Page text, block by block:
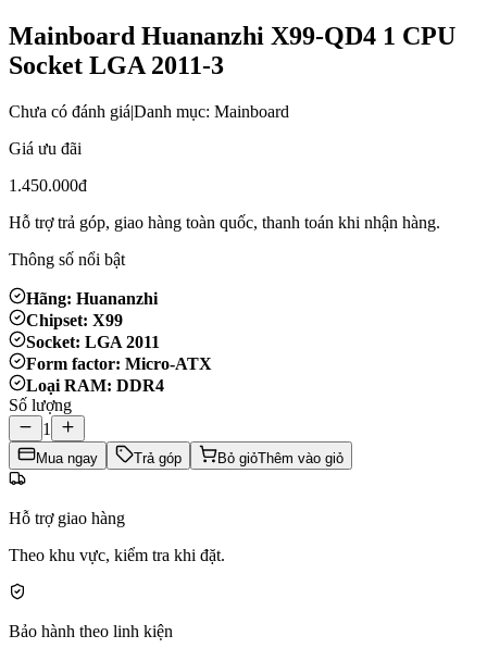
Mainboard Huananzhi X99-QD4 1 CPU
Socket LGA 2011-3
Chưa có đánh giá|Danh mục: Mainboard
Giá ưu đãi
1.450.000đ
Hỗ trợ trả góp, giao hàng toàn quốc, thanh toán khi nhận hàng.
Thông số nổi bật
Hãng: Huananzhi
Chipset: X99
Socket: LGA 2011
Form factor: Micro-ATX
Loại RAM: DDR4
Số lượng
1
Mua ngay Trả góp Bỏ giỏThêm vào giỏ
Hỗ trợ giao hàng
Theo khu vực, kiểm tra khi đặt.
Bảo hành theo linh kiện